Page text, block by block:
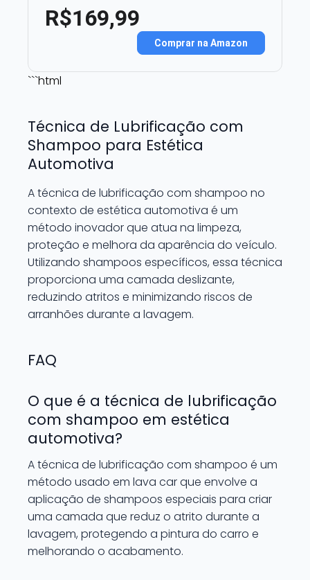
R$169,99
Comprar na Amazon
```html
Técnica de Lubrificação com
Shampoo para Estética
Automotiva
A técnica de lubrificação com shampoo no
contexto de estética automotiva é um
método inovador que atua na limpeza,
proteção e melhora da aparência do veículo.
Utilizando shampoos específicos, essa técnica
proporciona uma camada deslizante,
reduzindo atritos e minimizando riscos de
arranhões durante a lavagem.
FAQ
O que é a técnica de lubrificação
com shampoo em estética
automotiva?
A técnica de lubrificação com shampoo é um
método usado em lava car que envolve a
aplicação de shampoos especiais para criar
uma camada que reduz o atrito durante a
lavagem, protegendo a pintura do carro e
melhorando o acabamento.